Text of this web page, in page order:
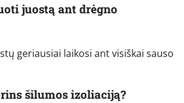
juostą ant drėgno
geriausiai laikosi ant visiškai sauso
šilumos izoliaciją?